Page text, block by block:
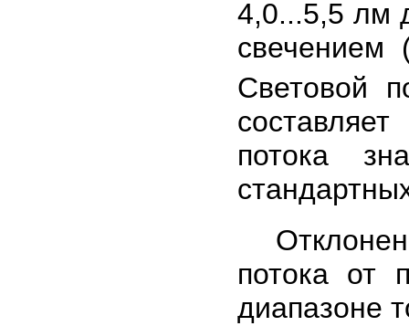
4,0...5,5 лм
свечением
Световой
потока
потока от
диапазоне